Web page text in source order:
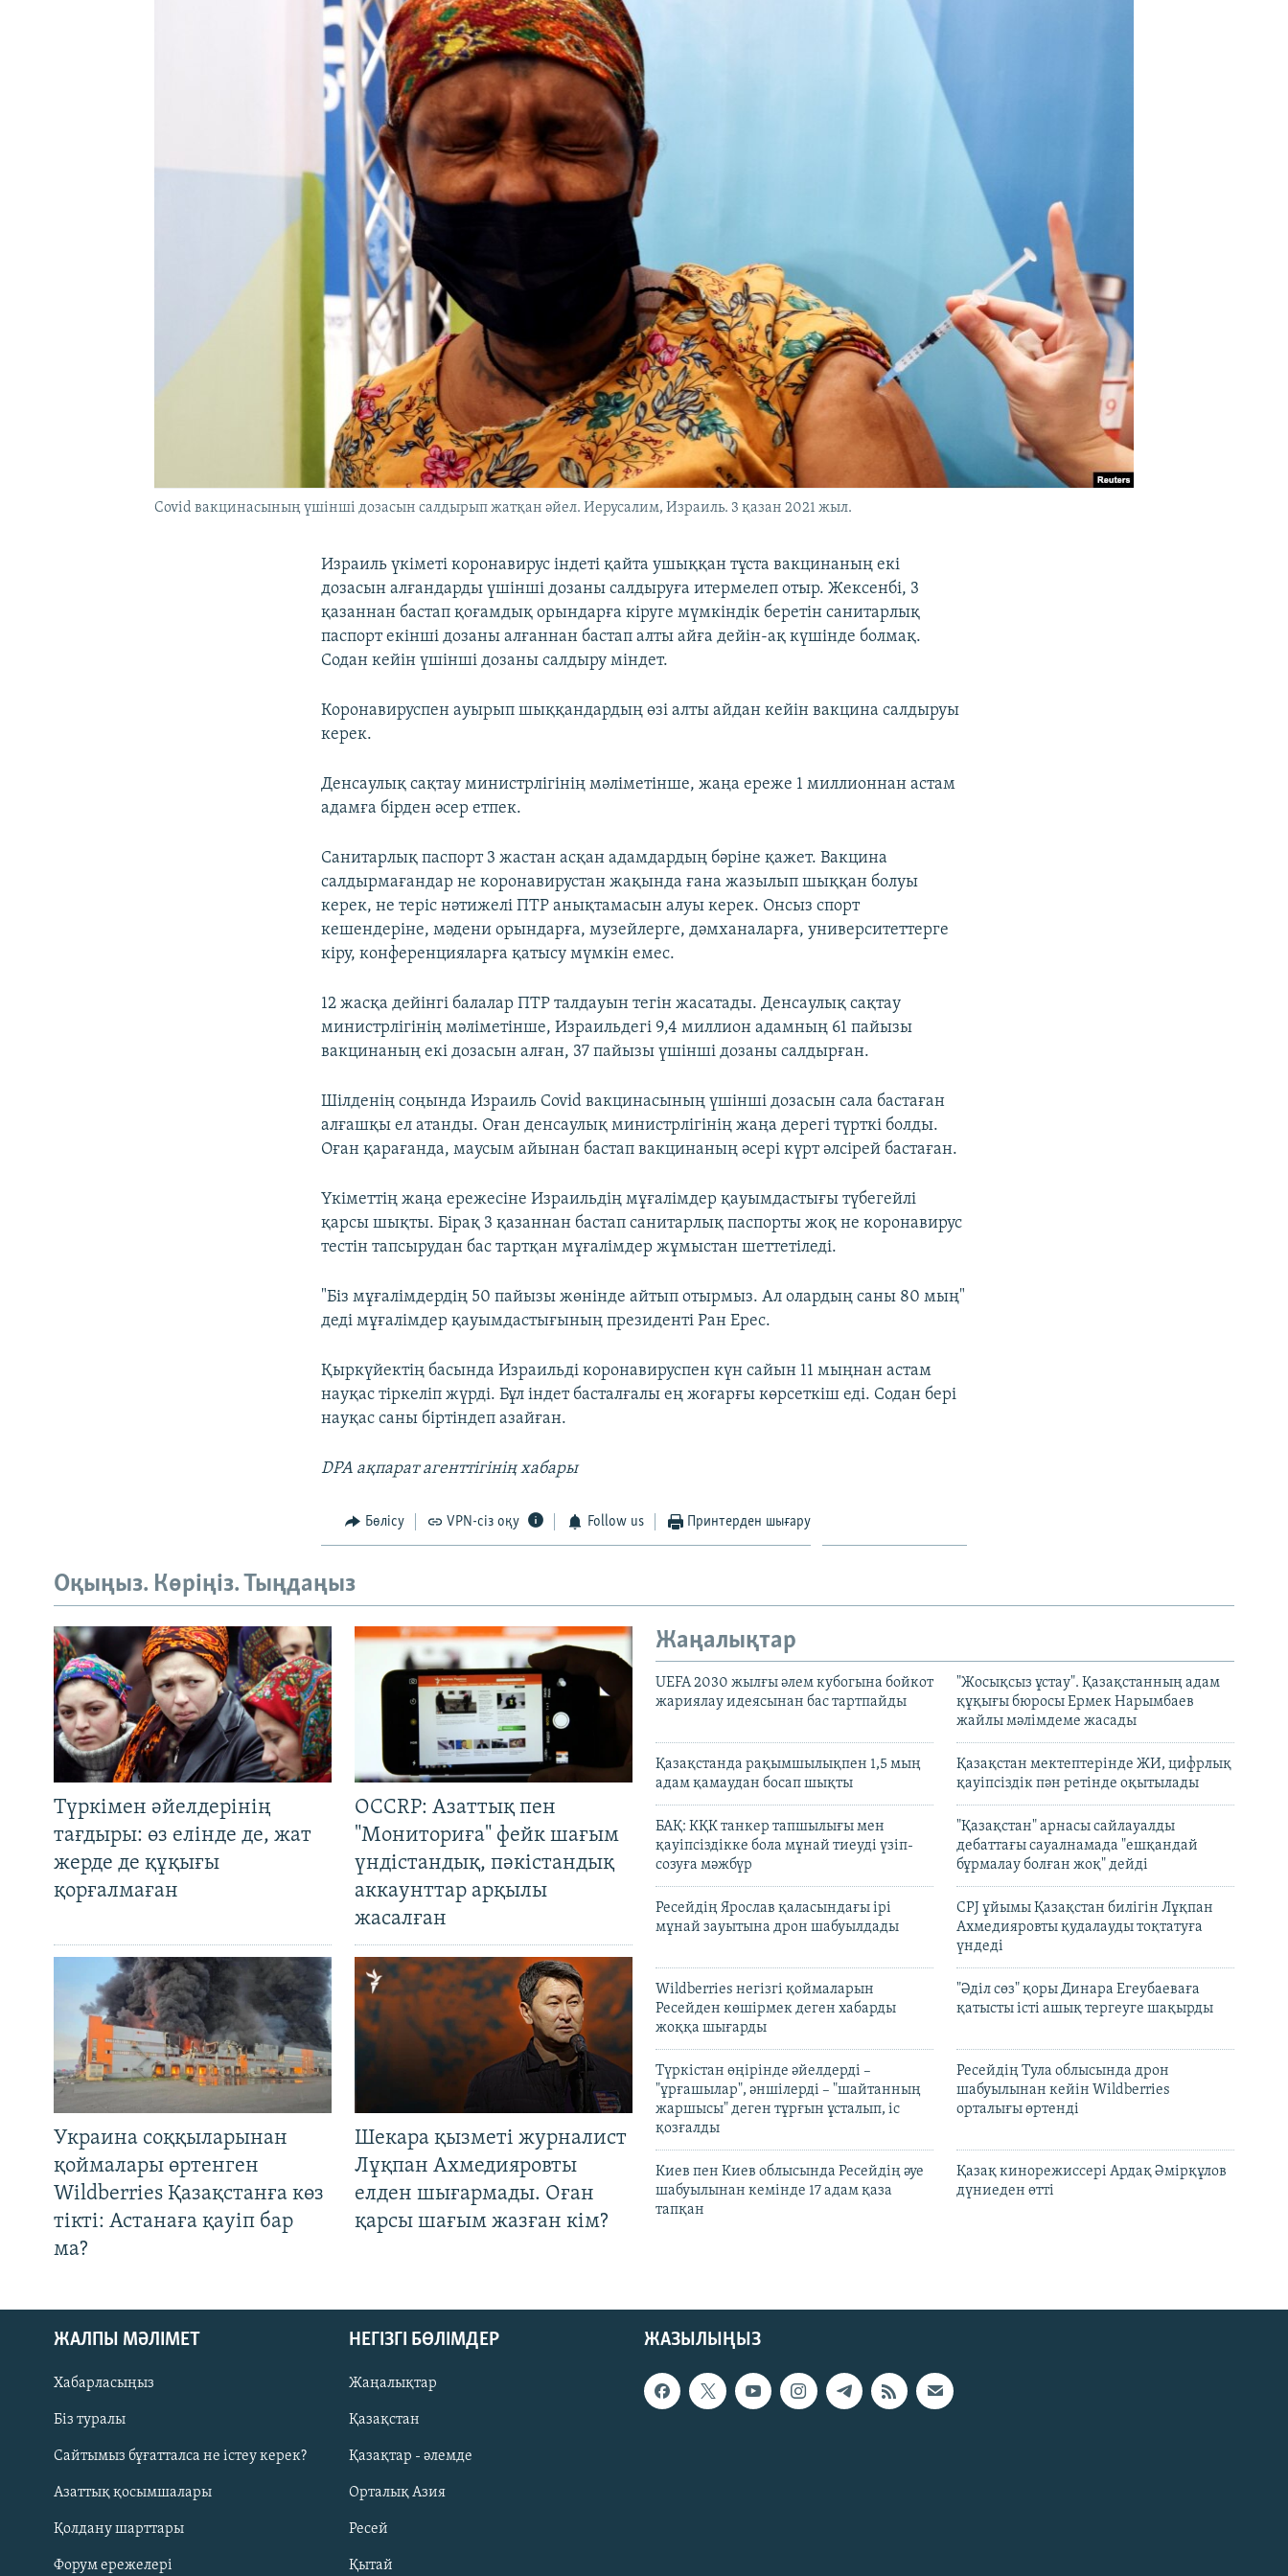
Русский
ЖАЗЫЛЫҢЫЗ
Covid вакцинасының үшінші дозасын салдырып жатқан әйел. Иерусалим, Израиль. 3 қазан 2021 жыл.
Израиль үкіметі коронавирус індеті қайта ушыққан тұста вакцинаның екі
дозасын алғандарды үшінші дозаны салдыруға итермелеп отыр. Жексенбі, 3
қазаннан бастап қоғамдық орындарға кіруге мүмкіндік беретін санитарлық
паспорт екінші дозаны алғаннан бастап алты айға дейін-ақ күшінде болмақ.
Содан кейін үшінші дозаны салдыру міндет.
Коронавируспен ауырып шыққандардың өзі алты айдан кейін вакцина салдыруы
керек.
Денсаулық сақтау министрлігінің мәліметінше, жаңа ереже 1 миллионнан астам
адамға бірден әсер етпек.
Санитарлық паспорт 3 жастан асқан адамдардың бәріне қажет. Вакцина
салдырмағандар не коронавирустан жақында ғана жазылып шыққан болуы
керек, не теріс нәтижелі ПТР анықтамасын алуы керек. Онсыз спорт
кешендеріне, мәдени орындарға, музейлерге, дәмханаларға, университеттерге
кіру, конференцияларға қатысу мүмкін емес.
12 жасқа дейінгі балалар ПТР талдауын тегін жасатады. Денсаулық сақтау
министрлігінің мәліметінше, Израильдегі 9,4 миллион адамның 61 пайызы
вакцинаның екі дозасын алған, 37 пайызы үшінші дозаны салдырған.
Шілденің соңында Израиль Covid вакцинасының үшінші дозасын сала бастаған
алғашқы ел атанды. Оған денсаулық министрлігінің жаңа дерегі түрткі болды.
Оған қарағанда, маусым айынан бастап вакцинаның әсері күрт әлсірей бастаған.
Үкіметтің жаңа ережесіне Израильдің мұғалімдер қауымдастығы түбегейлі
қарсы шықты. Бірақ 3 қазаннан бастап санитарлық паспорты жоқ не коронавирус
тестін тапсырудан бас тартқан мұғалімдер жұмыстан шеттетіледі.
"Біз мұғалімдердің 50 пайызы жөнінде айтып отырмыз. Ал олардың саны 80 мың"
деді мұғалімдер қауымдастығының президенті Ран Ерес.
Қыркүйектің басында Израильді коронавируспен күн сайын 11 мыңнан астам
науқас тіркеліп жүрді. Бұл індет басталғалы ең жоғарғы көрсеткіш еді. Содан бері
науқас саны біртіндеп азайған.
DPA ақпарат агенттігінің хабары
Бөлісу VPN-сіз оқу Follow us Принтерден шығару
Оқыңыз. Көріңіз. Тыңдаңыз
Түркімен әйелдерінің
тағдыры: өз елінде де, жат
жерде де құқығы
қорғалмаған
OCCRP: Азаттық пен
"Мониториға" фейк шағым
үндістандық, пәкістандық
аккаунттар арқылы
жасалған
Украина соққыларынан
қоймалары өртенген
Wildberries Қазақстанға көз
тікті: Астанаға қауіп бар
ма?
Шекара қызметі журналист
Лұқпан Ахмедияровты
елден шығармады. Оған
қарсы шағым жазған кім?
Жаңалықтар
UEFA 2030 жылғы әлем кубогына бойкот
жариялау идеясынан бас тартпайды
"Жосықсыз ұстау". Қазақстанның адам
құқығы бюросы Ермек Нарымбаев
жайлы мәлімдеме жасады
Қазақстанда рақымшылықпен 1,5 мың
адам қамаудан босап шықты
Қазақстан мектептерінде ЖИ, цифрлық
қауіпсіздік пән ретінде оқытылады
БАҚ: КҚК танкер тапшылығы мен
қауіпсіздікке бола мұнай тиеуді үзіп-
созуға мәжбүр
"Қазақстан" арнасы сайлауалды
дебаттағы сауалнамада "ешқандай
бұрмалау болған жоқ" дейді
Ресейдің Ярослав қаласындағы ірі
мұнай зауытына дрон шабуылдады
CPJ ұйымы Қазақстан билігін Лұқпан
Ахмедияровты қудалауды тоқтатуға
үндеді
Wildberries негізгі қоймаларын
Ресейден көшірмек деген хабарды
жоққа шығарды
"Әділ сөз" қоры Динара Егеубаеваға
қатысты істі ашық тергеуге шақырды
Түркістан өңірінде әйелдерді –
"ұрғашылар", әншілерді – "шайтанның
жаршысы" деген тұрғын ұсталып, іс
қозғалды
Ресейдің Тула облысында дрон
шабуылынан кейін Wildberries
орталығы өртенді
Киев пен Киев облысында Ресейдің әуе
шабуылынан кемінде 17 адам қаза
тапқан
Қазақ кинорежиссері Ардақ Әмірқұлов
дүниеден өтті
ЖАЗЫЛЫҢЫЗ
ЖАЛПЫ МӘЛІМЕТ
Хабарласыңыз
Біз туралы
Сайтымыз бұғатталса не істеу керек?
Азаттық қосымшалары
Қолдану шарттары
Форум ережелері
НЕГІЗГІ БӨЛІМДЕР
Жаңалықтар
Қазақстан
Қазақтар - әлемде
Орталық Азия
Ресей
Қытай